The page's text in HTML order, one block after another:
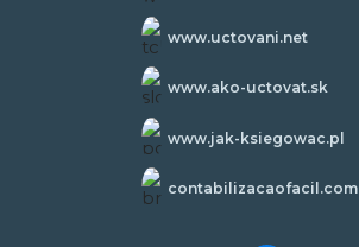
www.uctovani.net
www.ako-uctovat.sk
www.jak-ksiegowac.pl
contabilizacaofacil.com